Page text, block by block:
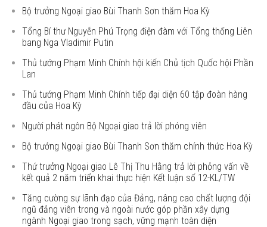
Bộ trưởng Ngoại giao Bùi Thanh Sơn thăm Hoa Kỳ
Tổng Bí thư Nguyễn Phú Trọng điện đàm với Tổng thống Liên
bang Nga Vladimir Putin
Thủ tướng Phạm Minh Chính hội kiến Chủ tịch Quốc hội Phần
Lan
Thủ tướng Phạm Minh Chính tiếp đại diện 60 tập đoàn hàng
đầu của Hoa Kỳ
Người phát ngôn Bộ Ngoại giao trả lời phóng viên
Bộ trưởng Ngoại giao Bùi Thanh Sơn thăm chính thức Hoa Kỳ
Thứ trưởng Ngoại giao Lê Thị Thu Hằng trả lời phỏng vấn về
kết quả 2 năm triển khai thực hiện Kết luận số 12-KL/TW
Tăng cường sự lãnh đạo của Đảng, nâng cao chất lượng đội
ngũ đảng viên trong và ngoài nước góp phần xây dựng
ngành Ngoại giao trong sạch, vững mạnh toàn diện